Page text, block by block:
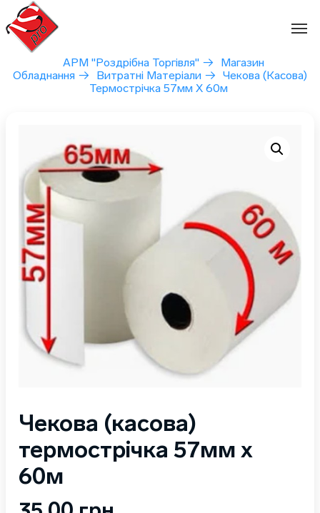
Перейти
вмісту
АРМ "Роздрібна Торгівля" →
Магазин
Обладнання → Витратні Матеріали → Чекова (касова)
Термострічка 57мм Х 60м
Чекова (касова)
термострічка 57мм х
60м